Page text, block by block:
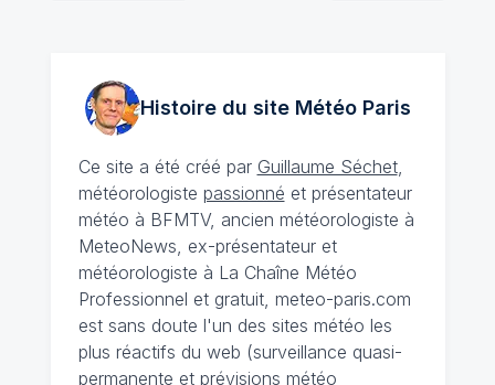
Histoire du site MétéoParis
Ce site a été créé par Guillaume Séchet,
météorologiste passionné et présentateur
météo à BFMTV, ancien météorologiste à
MeteoNews, ex-présentateur et
météorologiste à La Chaîne Météo
Professionnel et gratuit, meteo-paris.com
est sans doute l'un des sites météo les
plus réactifs du web (surveillance quasi-
permanente et prévisions météo